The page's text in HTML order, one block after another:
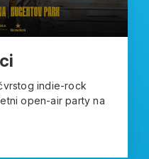
indie-rock
open-air party na